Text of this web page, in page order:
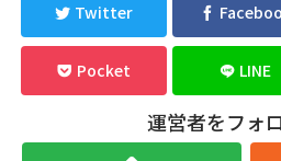
Twitter
Pocket LINE
運営者をフォ